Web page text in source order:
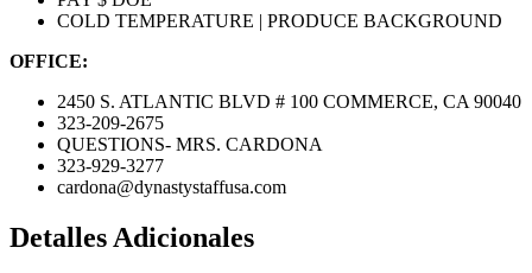
COLD TEMPERATURE | PRODUCE BACKGROUND
OFFICE:
2450 S. ATLANTIC BLVD # 100 COMMERCE, CA 90040
323-209-2675
QUESTIONS- MRS. CARDONA
323-929-3277
cardona@dynastystaffusa.com
Detalles Adicionales